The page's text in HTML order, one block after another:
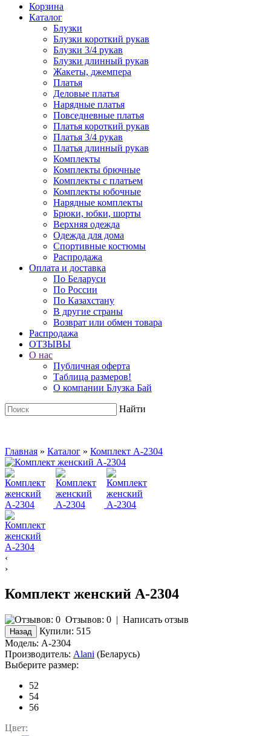
Корзина
Каталог
Блузки
Блузки короткий рукав
Блузки 3/4 рукав
Блузки длинный рукав
Жакеты, джемпера
Платья
Деловые платья
Нарядные платья
Повседневные платья
Платья короткий рукав
Платья 3/4 рукав
Платья длинный рукав
Комплекты
Комплекты брючные
Комплекты с платьем
Комплекты юбочные
Нарядные комплекты
Брюки, юбки, шорты
Верхняя одежда
Одежда для дома
Спортивные костюмы
Распродажа
Оплата и доставка
По Беларуси
По России
По Казахстану
В другие страны
Возврат или обмен товара
Распродажа
ОТЗЫВЫ
О нас
Публичная оферта
Таблица размеров!
О компании Блузка Бай
Найти
Главная » Каталог » Комплект A-2304
‹
›
Комплект женский A-2304
Отзывов: 0 | Написать отзыв
Купили: 515
Модель: A-2304
Производитель: Alani (Беларусь)
Выберите размер:
52
54
56
Цвет: